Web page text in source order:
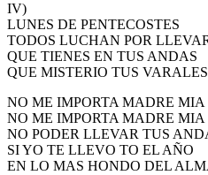
IV)
LUNES DE PENTECOSTES
TODOS LUCHAN POR
QUE TIENES EN TUS ANDAS
QUE MISTERIO TUS VARALES
NO ME IMPORTA MADRE MIA
NO ME IMPORTA MADRE MIA
NO PODER LLEVAR TUS
SI YO TE LLEVO TO EL AÑO
EN LO MAS HONDO DEL